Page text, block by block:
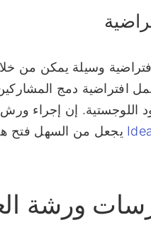
وسيلة يمكن من
افتراضية دمج المشاركين
اللوجستية. إن إجراء
يجعل من السهل فتح
ورشة